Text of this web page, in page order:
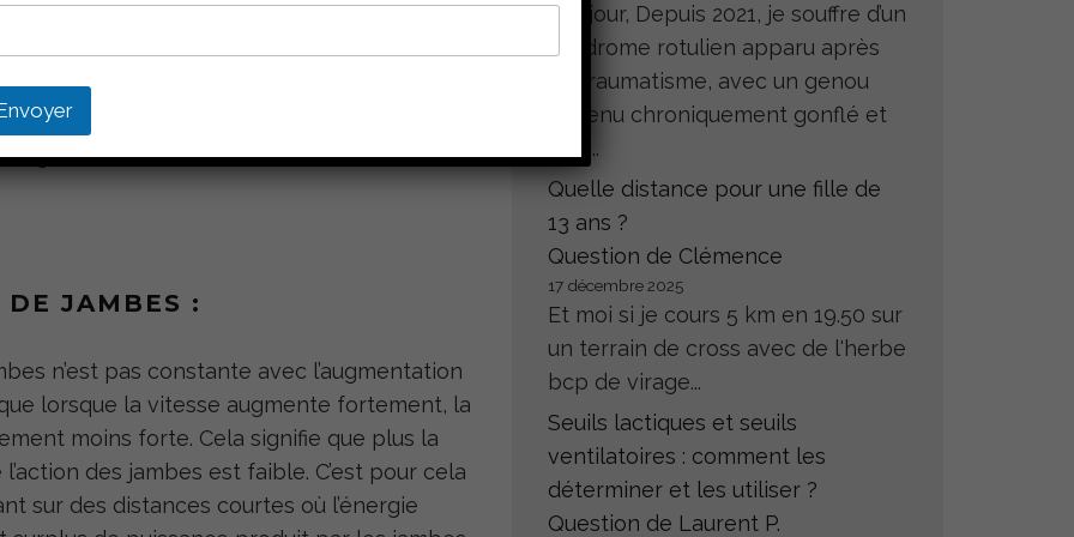
peuvent tout à fait travailler cette
pour prévenir l’apparition
JAMBES :
n’est pas constante avec l’augmentation
lorsque la vitesse augmente fortement, la
moins forte. Cela signifie que plus la
des jambes est faible. C’est pour cela
sur des distances courtes où l’énergie
Bonjour, Depuis 2021, je souffre d’un
syndrome rotulien apparu après
un traumatisme, avec un genou
devenu chroniquement gonflé et
très...
Quelle distance pour une fille de
13 ans ?
Question de Clémence
17 décembre 2025
Et moi si je cours 5 km en 19.50 sur
un terrain de cross avec de l'herbe
bcp de virage...
Seuils lactiques et seuils
ventilatoires : comment les
déterminer et les utiliser ?
Question de Laurent P.